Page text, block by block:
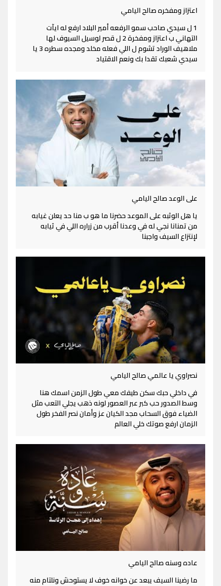
اعتزاز ومفخره صالح اليامي
1 ل سيدي صاحب سمو الرفعه أمير البلاد ارفع له ايآت
التهاني ب اعتزاز ومفخرة 2 ل قصر لوسيل السيوف لها
ملاهيف الوراد تشوم ل اللي فعله مخلد ومجده سطره 3 يا
سيدي شعبك تقدا بك ونعم الاقتياد
على الوعد صالح اليامي
يا هل الوثبه على الموعد حضرنا ما هو ب منا حد يعلن غيابه
من تمنانا نجي له في وعدنا أقرب من زراره اللي في ثيابه
لإنتزاع السيف واجبنا
نصراوي يا عالمي صالح اليامي
في داخلي حبك سكن طيفك معي طول الزمن اسمك هنا
وسط الصدور حب كبر عبر العصور لونه ذهب يجلي التعب مثل
الضياء فوق السحاب مجد الكيان عز وأمان نصر الفخر طول
الزمان ارفع صوتك خلي العالم
عاده وسنه صالح اليامي
ما رضينا السيف يبعد عن خوانه خوف لا يستوحش ونلتام منه